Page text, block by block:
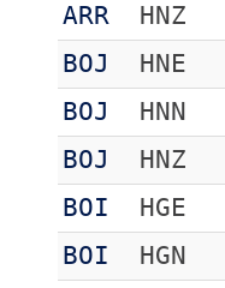
ARR
HNZ
BOJ
HNE
BOJ
HNN
BOJ
HNZ
BOI
HGE
BOI
HGN